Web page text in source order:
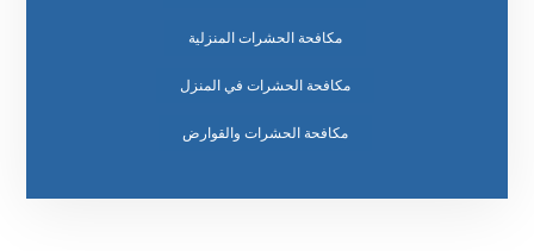
مكافحة الحشرات المنزلية
مكافحة الحشرات في المنزل
مكافحة الحشرات والقوارض